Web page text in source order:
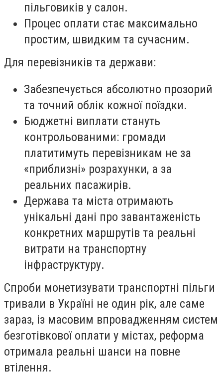
пільговиків у салон.
Процес оплати стає максимально
простим, швидким та сучасним.
Для перевізників та держави:
Забезпечується абсолютно прозорий
та точний облік кожної поїздки.
Бюджетні виплати стануть
контрольованими: громади
платитимуть перевізникам не за
«приблизні» розрахунки, а за
реальних пасажирів.
Держава та міста отримають
унікальні дані про завантаженість
конкретних маршрутів та реальні
витрати на транспортну
інфраструктуру.
Спроби монетизувати транспортні пільги
тривали в Україні не один рік, але саме
зараз, із масовим впровадженням систем
безготівкової оплати у містах, реформа
отримала реальні шанси на повне
втілення.